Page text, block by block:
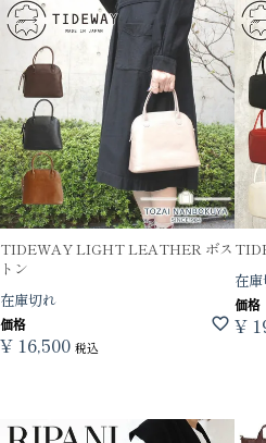
TIDEWAY LIGHT LEATHER ボス
トン
在庫切れ
価格
¥ 16,500 税込
在
価格
¥